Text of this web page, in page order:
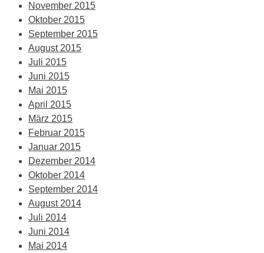
November 2015
Oktober 2015
September 2015
August 2015
Juli 2015
Juni 2015
Mai 2015
April 2015
März 2015
Februar 2015
Januar 2015
Dezember 2014
Oktober 2014
September 2014
August 2014
Juli 2014
Juni 2014
Mai 2014